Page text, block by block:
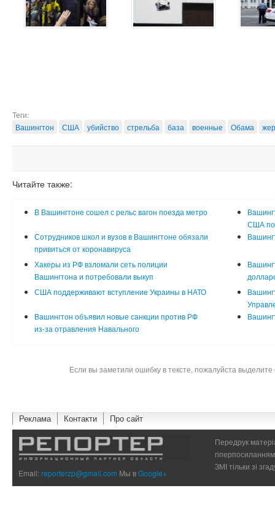
Теги:
Вашингтон
США убийство стрельба база военные Обама
Читайте также:
В Вашингтоне сошел с рельс вагон поезда метро
США по
Сотрудников школ и вузов в Вашингтоне обязали
привиться от коронавируса
Хакеры из РФ взломали сеть полиции
Вашингтона и потребовали выкуп
США поддерживают вступление Украины в НАТО
Вашингтон объявил новые санкции против РФ
из-за отравления Навального
Если вы заметили ошибку в тексте, пожалуйста
Реклама Контакти Про сайт
Email:reporterzp@gmail.com Мы вGoogle+
Передрук
ЗМІ тільки зі